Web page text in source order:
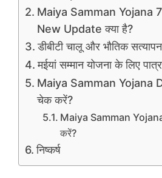
Maiya Samman Yojana
New Update क्या है?
डीबीटी चालू और भौतिक
मईयां सम्मान योजना के लिए
Maiya Samman Yojana
चेक करें?
Maiya Samman
करें?
निष्कर्ष